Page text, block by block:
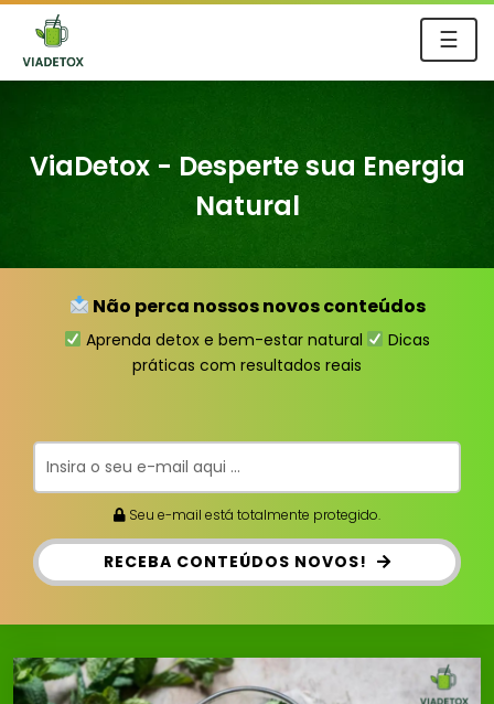
☰
ViaDetox - Desperte sua Energia
Natural
Não perca nossos novos conteúdos
Aprenda detox e bem-estar natural
Dicas
práticas com resultados reais
Seu e-mail está totalmente protegido.
RECEBA CONTEÚDOS NOVOS!